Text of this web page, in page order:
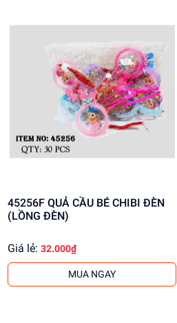
45256F QUẢ CẦU BÉ CHIBI ĐÈN
(LỒNG ĐÈN)
Giá lẻ: 32.000₫
MUA NGAY